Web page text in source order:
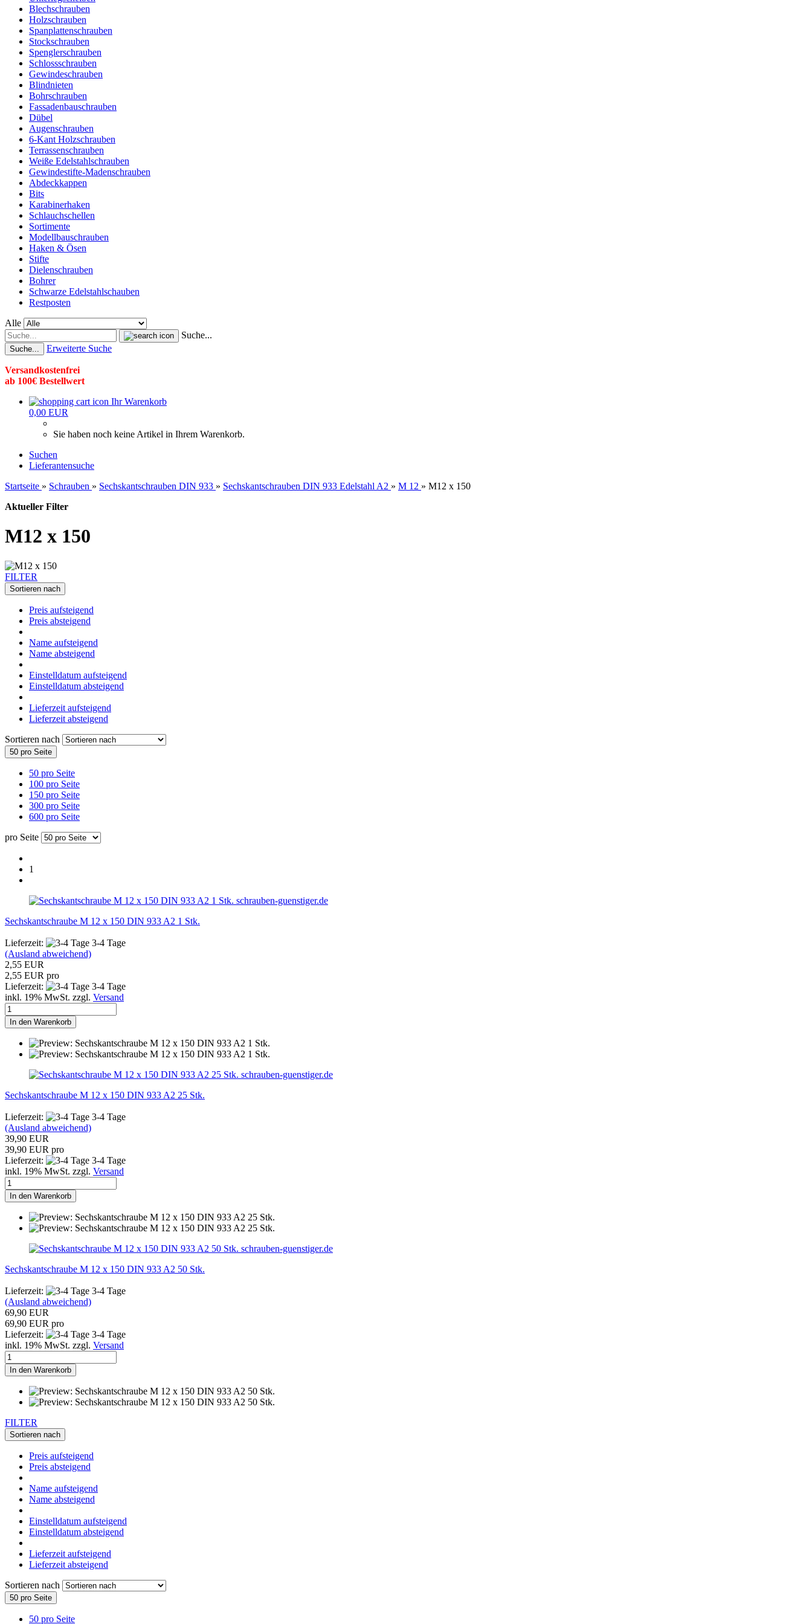
Blechschrauben
Holzschrauben
Spanplattenschrauben
Stockschrauben
Spenglerschrauben
Schlossschrauben
Gewindeschrauben
Blindnieten
Bohrschrauben
Fassadenbauschrauben
Dübel
Augenschrauben
6-Kant Holzschrauben
Terrassenschrauben
Weiße Edelstahlschrauben
Gewindestifte-Madenschrauben
Abdeckkappen
Bits
Karabinerhaken
Schlauchschellen
Sortimente
Modellbauschrauben
Haken & Ösen
Stifte
Dielenschrauben
Bohrer
Schwarze Edelstahlschauben
Restposten
Alle
Suche...
Suche... Erweiterte Suche
Versandkostenfrei
ab 100€ Bestellwert
Ihr Warenkorb
0,00 EUR
Sie haben noch keine Artikel in Ihrem Warenkorb.
Suchen
Lieferantensuche
Startseite » Schrauben » Sechskantschrauben DIN 933 » Sechskantschrauben DIN 933 Edelstahl A2 » M 12 » M12 x 150
Aktueller Filter
M12 x 150
FILTER
Sortieren nach
Preis aufsteigend
Preis absteigend
Name aufsteigend
Name absteigend
Einstelldatum aufsteigend
Einstelldatum absteigend
Lieferzeit aufsteigend
Lieferzeit absteigend
Sortieren nach
50 pro Seite
50 pro Seite
100 pro Seite
150 pro Seite
300 pro Seite
600 pro Seite
pro Seite
1
schrauben-guenstiger.de
Sechskantschraube M 12 x 150 DIN 933 A2 1 Stk.
Lieferzeit:
3-4 Tage
(Ausland abweichend)
2,55 EUR
2,55 EUR pro
Lieferzeit:
3-4 Tage
inkl. 19% MwSt. zzgl. Versand
In den Warenkorb
schrauben-guenstiger.de
Sechskantschraube M 12 x 150 DIN 933 A2 25 Stk.
Lieferzeit:
3-4 Tage
(Ausland abweichend)
39,90 EUR
39,90 EUR pro
Lieferzeit:
3-4 Tage
inkl. 19% MwSt. zzgl. Versand
In den Warenkorb
schrauben-guenstiger.de
Sechskantschraube M 12 x 150 DIN 933 A2 50 Stk.
Lieferzeit:
3-4 Tage
(Ausland abweichend)
69,90 EUR
69,90 EUR pro
Lieferzeit:
3-4 Tage
inkl. 19% MwSt. zzgl. Versand
In den Warenkorb
FILTER
Sortieren nach
Preis aufsteigend
Preis absteigend
Name aufsteigend
Name absteigend
Einstelldatum aufsteigend
Einstelldatum absteigend
Lieferzeit aufsteigend
Lieferzeit absteigend
Sortieren nach
50 pro Seite
50 pro Seite